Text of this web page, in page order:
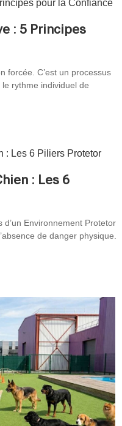
: 5 Principes
forcée. C’est un processus
rythme individuel de
: Les 6
Environnement Protetor
de danger physique.